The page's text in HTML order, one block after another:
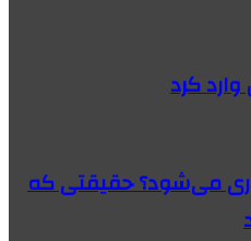
کرد
می‌شود؟ حقیقتی که